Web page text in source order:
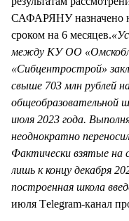
САФАРЯНУ назначено
сроком на 6 месяцев.
между КУ ОО
«Сибцентрострой»
свыше 703 млн рублей
общеобразовательной
июля 2023 года.
неоднократно
Фактически взятые на
лишь к концу декабря
построенная школа
июля Тelegram-канал